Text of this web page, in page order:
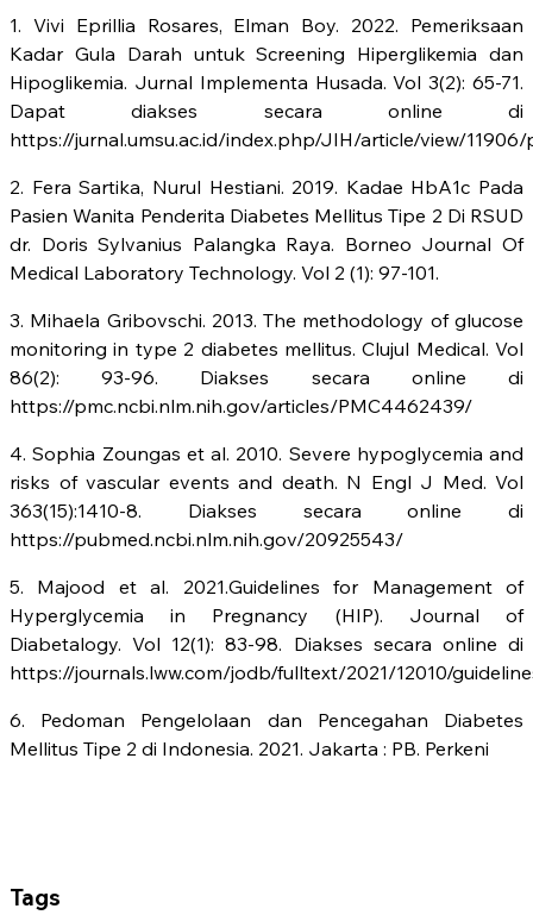
1. Vivi Eprillia Rosares, Elman Boy. 2022. Pemeriksaan
Kadar Gula Darah untuk Screening Hiperglikemia dan
Hipoglikemia. Jurnal Implementa Husada. Vol 3(2): 65-71.
Dapat diakses secara online di
https://jurnal.umsu.ac.id/index.php/JIH/article/view/
2. Fera Sartika, Nurul Hestiani. 2019. Kadae HbA1c Pada
Pasien Wanita Penderita Diabetes Mellitus Tipe 2 Di RSUD
dr. Doris Sylvanius Palangka Raya. Borneo Journal Of
Medical Laboratory Technology. Vol 2 (1): 97-101.
3. Mihaela Gribovschi. 2013. The methodology of glucose
monitoring in type 2 diabetes mellitus. Clujul Medical. Vol
86(2): 93-96. Diakses secara online di
https://pmc.ncbi.nlm.nih.gov/articles/PMC4462439/
4. Sophia Zoungas et al. 2010. Severe hypoglycemia and
risks of vascular events and death. N Engl J Med. Vol
363(15):1410-8. Diakses secara online di
https://pubmed.ncbi.nlm.nih.gov/20925543/
5. Majood et al. 2021.Guidelines for Management of
Hyperglycemia in Pregnancy (HIP). Journal of
Diabetalogy. Vol 12(1): 83-98. Diakses secara online di
https://journals.lww.com/jodb/fulltext/2021/12010/
6. Pedoman Pengelolaan dan Pencegahan Diabetes
Mellitus Tipe 2 di Indonesia. 2021. Jakarta : PB. Perkeni
Tags